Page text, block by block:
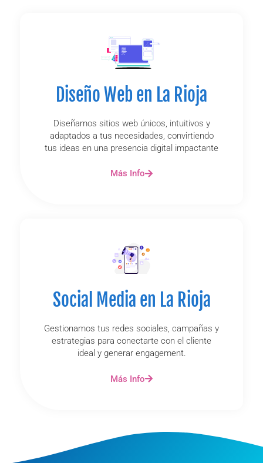
Diseño Web en La Rioja
Diseñamos sitios web únicos, intuitivos y
adaptados a tus necesidades, convirtiendo
tus ideas en una presencia digital impactante
Más Info
Social Media en La Rioja
Gestionamos tus redes sociales, campañas y
estrategias para conectarte con el cliente
ideal y generar engagement.
Más Info